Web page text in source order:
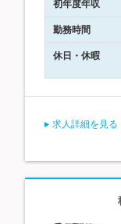
初年度年収
勤務時間
休日・休暇
求人詳細を見る